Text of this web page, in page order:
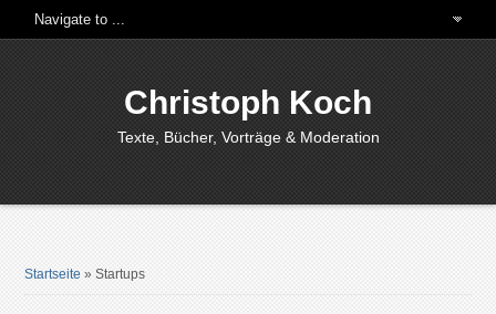
Christoph Koch
Texte, Bücher, Vorträge & Moderation
Startseite »Startups